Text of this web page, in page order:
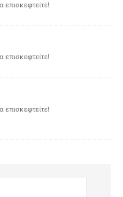
επισκεφτείτε!
επισκεφτείτε!
επισκεφτείτε!